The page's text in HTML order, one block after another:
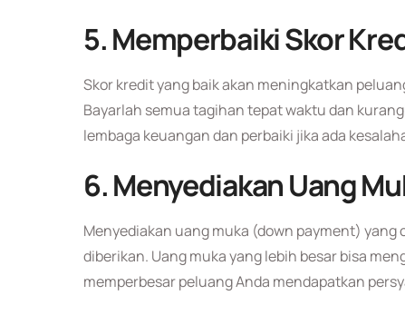
5.Memperbaiki Skor
Skor kredit yang baik akan meningkatkan
Bayarlah semua tagihan tepat waktu dan
lembaga keuangan dan perbaiki jika ada
6.Menyediakan Uang
Menyediakan uang muka (down payment)
diberikan. Uang muka yang lebih besar bisa
memperbesar peluang Anda mendapatkan